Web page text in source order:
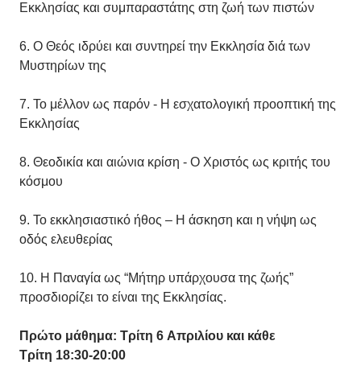
Εκκλησίας και συμπαραστάτης στη ζωή των πιστών
6. Ο Θεός ιδρύει και συντηρεί την Εκκλησία διά των
Μυστηρίων της
7. Το μέλλον ως παρόν - Η εσχατολογική προοπτική της
Εκκλησίας
8. Θεοδικία και αιώνια κρίση - Ο Χριστός ως κριτής του
κόσμου
9. Το εκκλησιαστικό ήθος – Η άσκηση και η νήψη ως
οδός ελευθερίας
10. Η Παναγία ως “Μήτηρ υπάρχουσα της ζωής”
προσδιορίζει το είναι της Εκκλησίας.
Πρώτο μάθημα: Τρίτη 6 Απριλίου και κάθε
Τρίτη 18:30-20:00